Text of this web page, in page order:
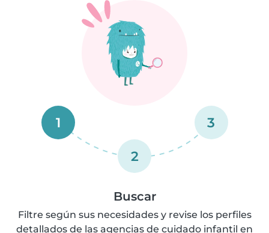
1
2
3
Buscar
Filtre según sus necesidades y revise los perfiles
detallados de las agencias de cuidado infantil en